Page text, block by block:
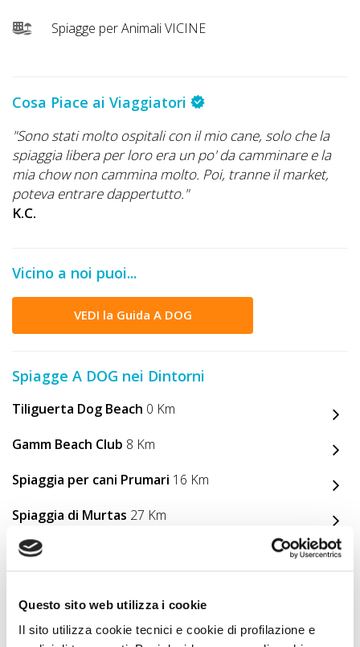
Questo sito web utilizza i cookie
Il sito utilizza cookie tecnici e cookie di profilazione e
Spiagge per Animali VICINE
Cosa Piace ai Viaggiatori
"Sono stati molto ospitali con il mio cane, solo che la
spiaggia libera per loro era un po' da camminare e la
mia chow non cammina molto. Poi, tranne il market,
poteva entrare dappertutto."
K.C.
Vicino a noi puoi...
VEDI la Guida A DOG
Spiagge A DOG nei Dintorni
Tiliguerta Dog Beach 0 Km
Gamm Beach Club 8 Km
Spiaggia per cani Prumari 16 Km
Spiaggia di Murtas 27 Km
Servizi per Animali